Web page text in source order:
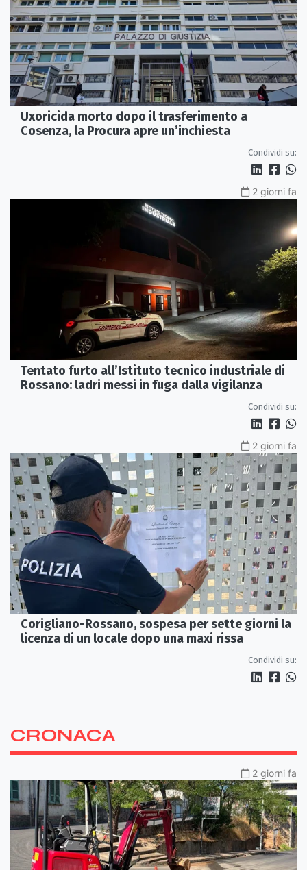
Uxoricida morto dopo il trasferimento a
Cosenza, la Procura apre un’inchiesta
Condividi su:
2 giorni fa
Tentato furto all’Istituto tecnico industriale di
Rossano: ladri messi in fuga dalla vigilanza
Condividi su:
2 giorni fa
Corigliano-Rossano, sospesa per sette giorni la
licenza di un locale dopo una maxi rissa
Condividi su:
CRONACA
2 giorni fa